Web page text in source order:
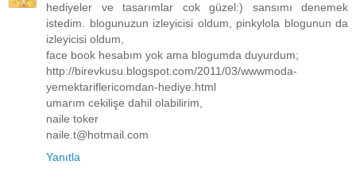
hediyeler ve tasarımlar cok güzel:) sansımı denemek
istedim. blogunuzun izleyicisi oldum, pinkylola blogunun da
izleyicisi oldum,
face book hesabım yok ama blogumda duyurdum;
http://birevkusu.blogspot.com/2011/03/wwwmoda-
yemektariflericomdan-hediye.html
umarım cekilişe dahil olabilirim,
naile toker
naile.t@hotmail.com
Yanıtla